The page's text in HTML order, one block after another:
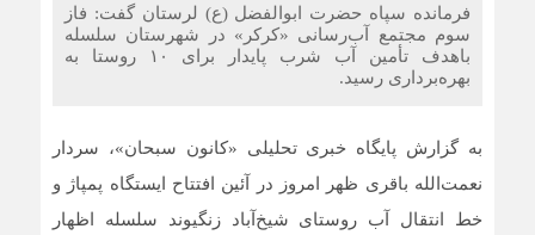
فرمانده سپاه حضرت ابوالفضل (ع) لرستان گفت: فاز
سوم مجتمع آب‌رسانی «کرکر» در شهرستان سلسله
باهدف تأمین آب شرب پایدار برای ۱۰ روستا به
بهره‌برداری رسید.
به گزارش پایگاه خبری تحلیلی «کانون سبحان»، سردار
نعمت‌الله باقری ظهر امروز در آئین افتتاح ایستگاه پمپاژ و
خط انتقال آب روستای شیخ‌آباد زنگیوند سلسله اظهار